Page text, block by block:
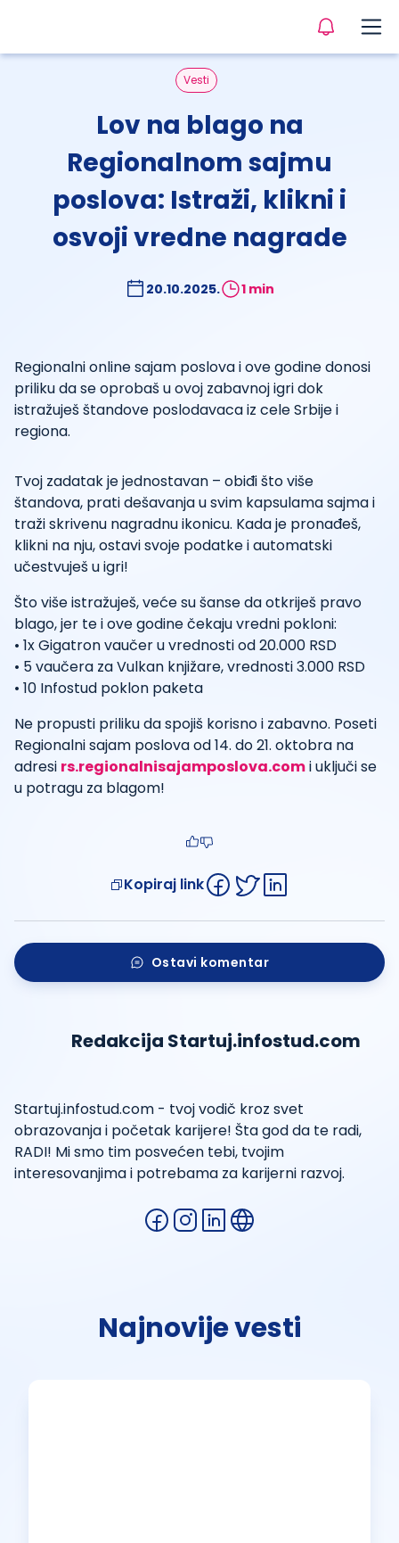
Vesti
Lov na blago na
Regionalnom sajmu
poslova: Istraži, klikni i
osvoji vredne nagrade
20.10.2025. 1 min
Regionalnionlinesajam poslova i ove godine donosi
priliku da se oprobaš u ovoj zabavnoj igri dok
istražuješ štandove poslodavaca iz cele Srbije i
regiona.
Tvoj zadatak je jednostavan – obiđi što više
štandova, prati dešavanja u svim kapsulama sajma i
traži skrivenu nagradnu ikonicu. Kada je pronađeš,
klikni na nju, ostavi svoje podatke i automatski
učestvuješ u igri!
Što više istražuješ, veće su šanse da otkriješ pravo
blago, jer te i ove godine čekaju vredni pokloni:
• 1x Gigatron vaučer u vrednosti od 20.000 RSD
• 5 vaučera za Vulkan knjižare, vrednosti 3.000 RSD
• 10 Infostud poklon paketa
Ne propusti priliku da spojiš korisno i zabavno. Poseti
Regionalni sajam poslova od 14. do 21. oktobra na
adresi rs.regionalnisajamposlova.comi uključi se
u potragu za blagom!
Kopiraj link
Ostavi komentar
Redakcija Startuj.infostud.com
Startuj.infostud.com - tvoj vodič kroz svet
obrazovanja i početak karijere! Šta god da te radi,
RADI! Mi smo tim posvećen tebi, tvojim
interesovanjima i potrebama za karijerni razvoj.
Najnovije vesti